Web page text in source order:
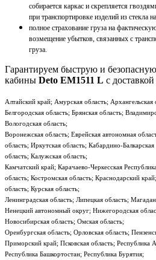
собирается каркас и скрепляется
при транспортировке изделий из стекла
полное страхование груза на
возмещение убытков, связанных с
груза.
Гарантируем быструю и
кабины Deto ЕМ1511 L с
Алтайский край; Амурская область; Архангельская
Белгородская область; Брянская область;
Вологодская область;
Воронежская область; Еврейская автономная
область; Иркутская область; Кабардино-
область; Калужская область;
Камчатский край; Карачаево-Черкесская
область; Костромская область; Краснодарский
область; Курская область;
Ленинградская область; Липецкая область;
Ненецкий автономный округ; Нижегородская
Новосибирская область; Омская область;
Оренбургская область; Орловская область;
Приморский край; Псковская область; Республика
Республика Башкортостан; Республика Бурятия;